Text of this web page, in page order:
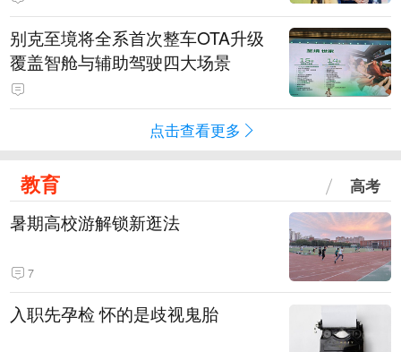
别克至境将全系首次整车OTA升级
覆盖智舱与辅助驾驶四大场景
点击查看更多
教育 高考
暑期高校游解锁新逛法
7
入职先孕检 怀的是歧视鬼胎